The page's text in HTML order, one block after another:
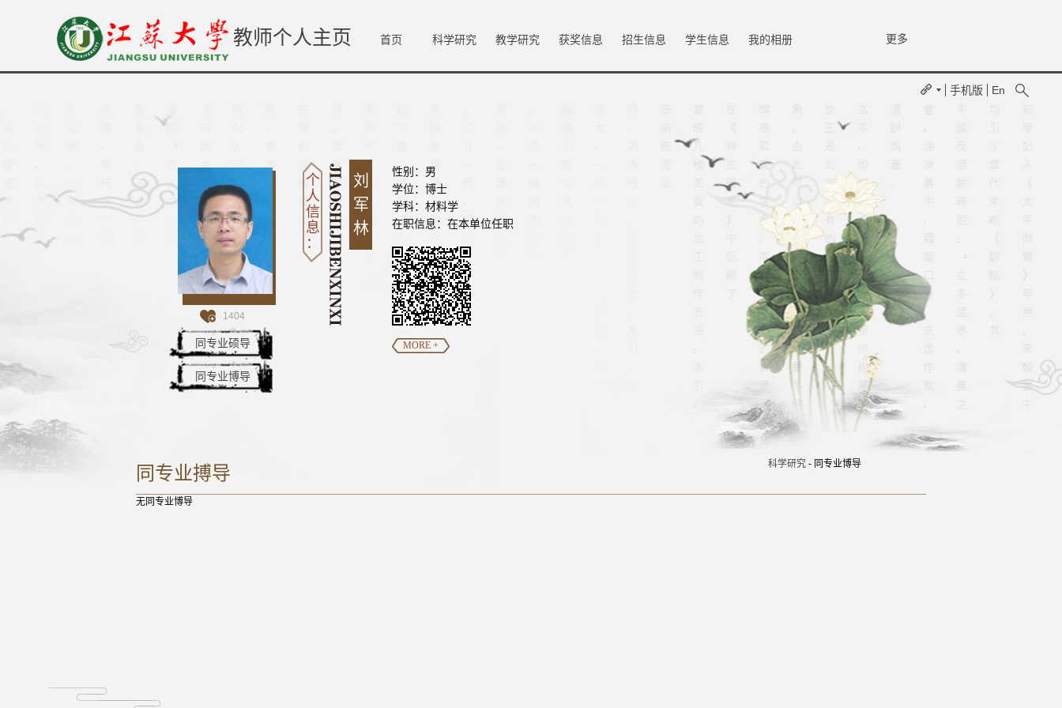
教师个人主页 首页 科学研究 教学研究 获奖信息 招生信息 学生信息 我的相册 更多
手机版 En
1404
同专业硕导
同专业博导
个
人
信
息
：
刘
军
林
性别：男
学位：博士
学科：材料学
在职信息：在本单位任职
MORE +
同专业搏导 科学研究 - 同专业博导
无同专业博导